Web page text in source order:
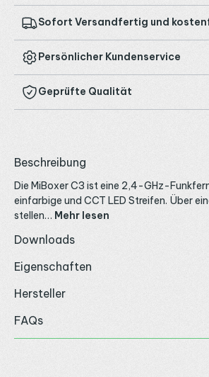
Sofort Versandfertig und
Persönlicher Kundenservice
Geprüfte Qualität
Beschreibung
Die MiBoxer C3 ist eine 2,4-GHz-
einfarbige und CCT LED Streifen. Über
stellen… Mehr lesen
Downloads
Eigenschaften
Hersteller
FAQs